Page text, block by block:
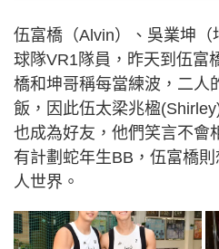
伍富橋（Alvin）、吳業坤
球隊VR1隊員，昨天到伍富
橋和坤哥稱每當練波，二人
飯，因此伍太梁兆楹
也成為好友，他們笑言不會
有計劃蛇年生BB，伍富橋
人世界。